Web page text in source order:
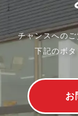
チャンスへの
下記のボ
お